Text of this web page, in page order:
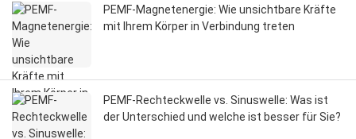
PEMF-Magnetenergie: Wie unsichtbare Kräfte
mit Ihrem Körper in Verbindung treten
PEMF-Rechteckwelle vs. Sinuswelle: Was ist
der Unterschied und welche ist besser für Sie?